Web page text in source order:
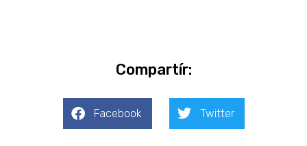
Compartír:
Facebook Twitter